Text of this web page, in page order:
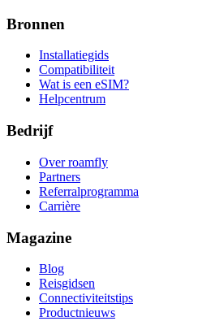
Bronnen
Installatiegids
Compatibiliteit
Wat is een eSIM?
Helpcentrum
Bedrijf
Over roamfly
Partners
Referralprogramma
Carrière
Magazine
Blog
Reisgidsen
Connectiviteitstips
Productnieuws